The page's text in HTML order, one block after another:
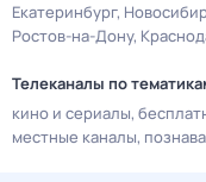
Екатеринбург
Ростов-на-Дону
Телеканалы по
кино и сериалы
местные каналы